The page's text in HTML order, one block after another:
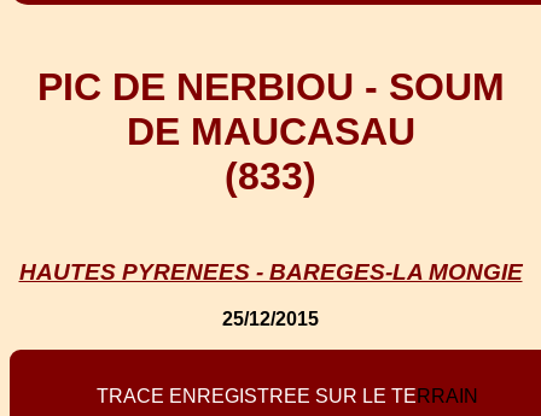
PIC DE NERBIOU - SOUM
DE MAUCASAU
(833)
HAUTES PYRENEES - BAREGES-LA MONGIE
25/12/2015
TRACE EN REG STREE SUR LE TERRA N